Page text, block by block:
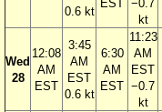
0.6 kt
EST −0.7
kt
Wed
28
12:08
AM
EST
3:45
AM
EST
0.6 kt
6:30
AM
EST
11:23
AM
EST
−0.7
kt